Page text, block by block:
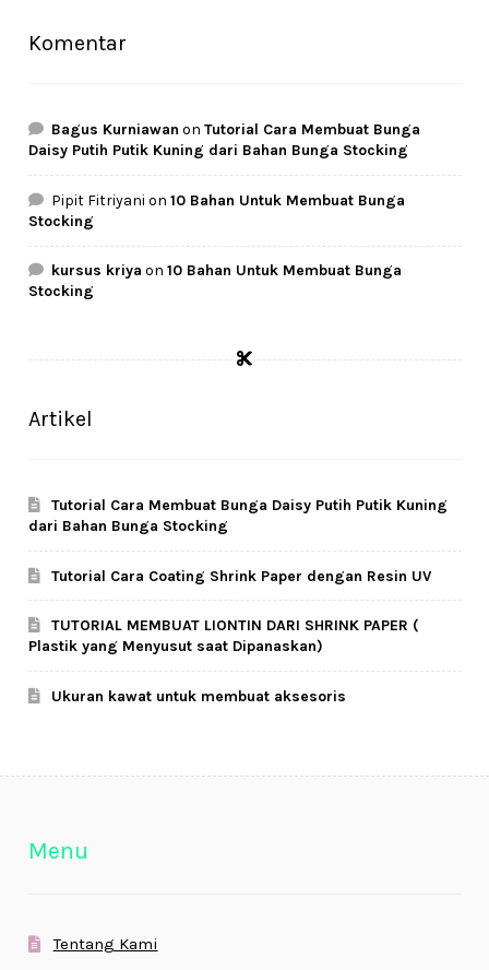
Komentar
Bagus Kurniawan onTutorial Cara Membuat Bunga
Daisy Putih Putik Kuning dari Bahan Bunga Stocking
Pipit Fitriyani on10 Bahan Untuk Membuat Bunga
Stocking
kursus kriya on10 Bahan Untuk Membuat Bunga
Stocking
Artikel
Tutorial Cara Membuat Bunga Daisy Putih Putik Kuning
dari Bahan Bunga Stocking
Tutorial Cara Coating Shrink Paper dengan Resin UV
TUTORIAL MEMBUAT LIONTIN DARI SHRINK PAPER (
Plastik yang Menyusut saat Dipanaskan)
Ukuran kawat untuk membuat aksesoris
Menu
Tentang Kami